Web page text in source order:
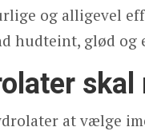
og alligevel
hudteint, glød og
at vælge